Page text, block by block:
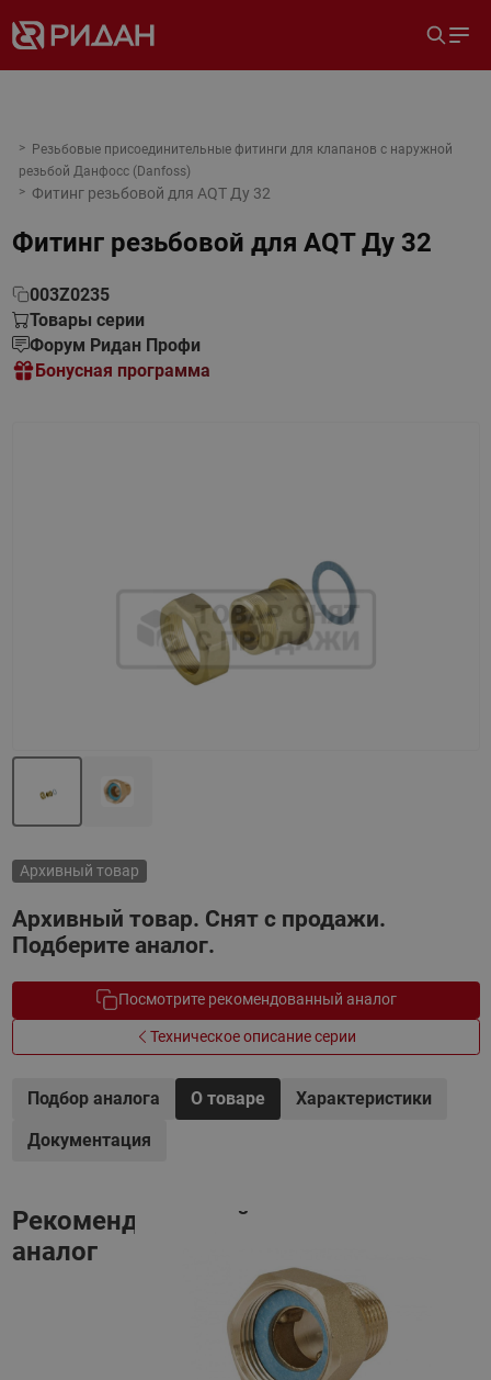
Резьбовые присоединительные фитинги для клапанов с наружной
резьбой Данфосс (Danfoss)
Фитинг резьбовой для AQT Ду 32
Фитинг резьбовой для AQT Ду 32
003Z0235
Товары серии
Форум Ридан Профи
Бонусная программа
Архивный товар
Архивный товар. Снят с продажи.
Подберите аналог.
Посмотрите рекомендованный аналог
Техническое описание серии
Подбор аналога О товаре
Характеристики
Документация
Рекомендованный
аналог